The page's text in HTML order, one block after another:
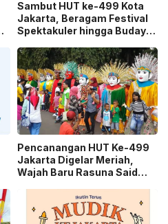
Sambut HUT ke-499 Kota
Jakarta, Beragam Festival
Spektakuler hingga Budaya
Pencanangan HUT Ke-499
Jakarta Digelar Meriah,
Wajah Baru Rasuna Said